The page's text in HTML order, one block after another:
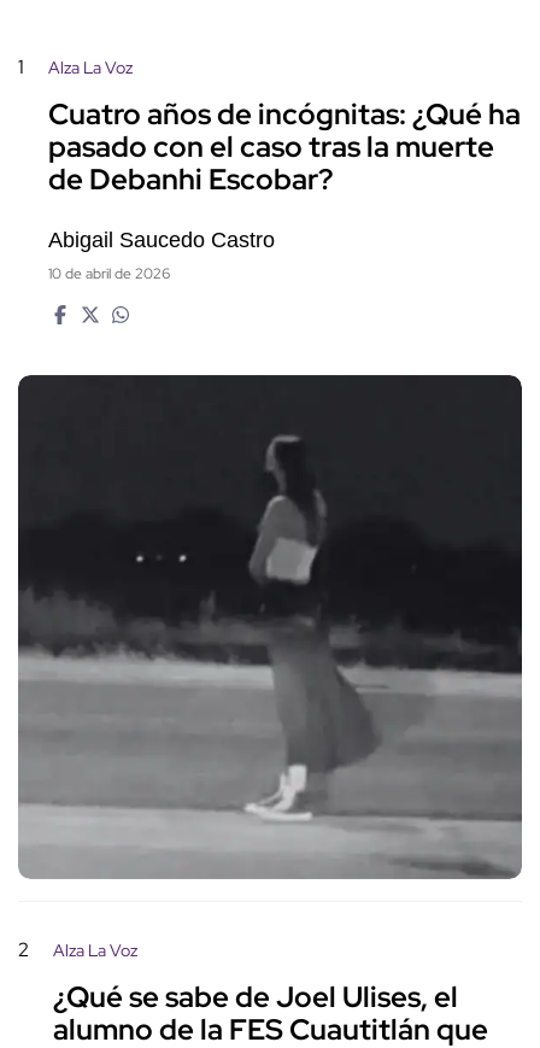
1 Alza La Voz
Cuatro años de incógnitas: ¿Qué ha
pasado con el caso tras la muerte
de Debanhi Escobar?
Abigail Saucedo Castro
10 de abril de 2026
2 Alza La Voz
¿Qué se sabe de Joel Ulises, el
alumno de la FES Cuautitlán que